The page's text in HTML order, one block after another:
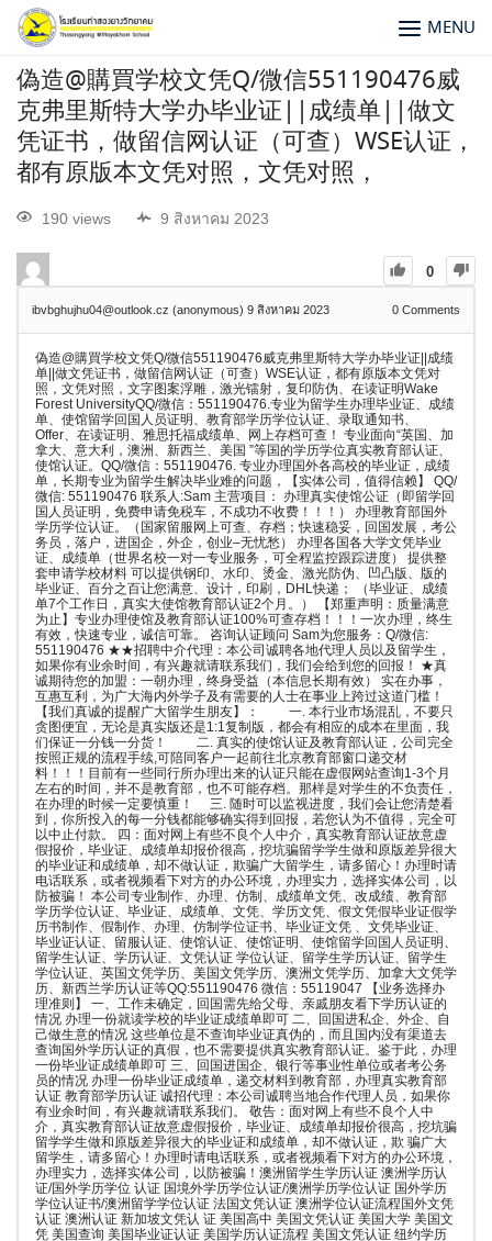
MENU
偽造@購買学校文凭Q/微信551190476威
克弗里斯特大学办毕业证||成绩单||做文
凭证书，做留信网认证（可查）WSE认证，
都有原版本文凭对照，文凭对照，
190 views 9 สิงหาคม 2023
0
ibvbghujhu04@outlook.cz (anonymous) 9 สิงหาคม 2023 0 Comments
偽造@購買学校文凭Q/微信551190476威克弗里斯特大学办毕业证||成绩
单||做文凭证书，做留信网认证（可查）WSE认证，都有原版本文凭对
照，文凭对照，文字图案浮雕，激光镭射，复印防伪、在读证明Wake
Forest UniversityQQ/微信：551190476.专业为留学生办理毕业证、成绩
单、使馆留学回国人员证明、教育部学历学位认证、录取通知书、
Offer、在读证明、雅思托福成绩单、网上存档可查！ 专业面向“英国、加
拿大、意大利，澳洲、新西兰、美国 ”等国的学历学位真实教育部认证、
使馆认证。QQ/微信：551190476. 专业办理国外各高校的毕业证，成绩
单，长期专业为留学生解决毕业难的问题，【实体公司，值得信赖】 QQ/
微信: 551190476 联系人:Sam 主营项目： 办理真实使馆公证（即留学回
国人员证明，免费申请免税车，不成功不收费！！！） 办理教育部国外
学历学位认证。（国家留服网上可查、存档；快速稳妥，回国发展，考公
务员，落户，进国企，外企，创业–无忧愁） 办理各国各大学文凭毕业
证、成绩单（世界名校一对一专业服务，可全程监控跟踪进度） 提供整
套申请学校材料 可以提供钢印、水印、烫金、激光防伪、凹凸版、版的
毕业证、百分之百让您满意、设计，印刷，DHL快递； （毕业证、成绩
单7个工作日，真实大使馆教育部认证2个月。） 【郑重声明：质量满意
为止】专业办理使馆及教育部认证100%可查存档！！！一次办理，终生
有效，快速专业，诚信可靠。 咨询认证顾问 Sam为您服务：Q/微信:
551190476 ★★招聘中介代理：本公司诚聘各地代理人员以及留学生，
如果你有业余时间，有兴趣就请联系我们，我们会给到您的回报！ ★真
诚期待您的加盟：一朝办理，终身受益（本信息长期有效） 实在办事，
互惠互利，为广大海内外学子及有需要的人士在事业上跨过这道门槛！
【我们真诚的提醒广大留学生朋友】： 一. 本行业市场混乱，不要只
贪图便宜，无论是真实版还是1:1复制版，都会有相应的成本在里面，我
们保证一分钱一分货！ 二. 真实的使馆认证及教育部认证，公司完全
按照正规的流程手续,可陪同客户一起前往北京教育部窗口递交材
料！！！目前有一些同行所办理出来的认证只能在虚假网站查询1-3个月
左右的时间，并不是教育部，也不可能存档。那样是对学生的不负责任，
在办理的时候一定要慎重！ 三. 随时可以监视进度，我们会让您清楚看
到，你所投入的每一分钱都能够确实得到回报，若您认为不值得，完全可
以中止付款。 四：面对网上有些不良个人中介，真实教育部认证故意虚
假报价，毕业证、成绩单却报价很高，挖坑骗留学学生做和原版差异很大
的毕业证和成绩单，却不做认证，欺骗广大留学生，请多留心！办理时请
电话联系，或者视频看下对方的办公环境，办理实力，选择实体公司，以
防被骗！ 本公司专业制作、办理、仿制、成绩单文凭、改成绩、教育部
学历学位认证、毕业证、成绩单、文凭、学历文凭、假文凭假毕业证假学
历书制作、假制作、办理、仿制学位证书、毕业证文凭 、文凭毕业证、
毕业证认证、留服认证、使馆认证、使馆证明、使馆留学回国人员证明、
留学生认证、学历认证、文凭认证 学位认证、留学生学历认证、留学生
学位认证、英国文凭学历、美国文凭学历、澳洲文凭学历、加拿大文凭学
历、新西兰学历认证等QQ:551190476 微信：55119047 【业务选择办
理准则】 一、工作未确定，回国需先给父母、亲戚朋友看下学历认证的
情况 办理一份就读学校的毕业证成绩单即可 二、回国进私企、外企、自
己做生意的情况 这些单位是不查询毕业证真伪的，而且国内没有渠道去
查询国外学历认证的真假，也不需要提供真实教育部认证。鉴于此，办理
一份毕业证成绩单即可 三、回国进国企、银行等事业性单位或者考公务
员的情况 办理一份毕业证成绩单，递交材料到教育部，办理真实教育部
认证 教育部学历认证 诚招代理：本公司诚聘当地合作代理人员，如果你
有业余时间，有兴趣就请联系我们。 敬告：面对网上有些不良个人中
介，真实教育部认证故意虚假报价，毕业证、成绩单却报价很高，挖坑骗
留学学生做和原版差异很大的毕业证和成绩单，却不做认证，欺 骗广大
留学生，请多留心！办理时请电话联系，或者视频看下对方的办公环境，
办理实力，选择实体公司，以防被骗！澳洲留学生学历认证 澳洲学历认
证/国外学历学位 认证 国境外学历学位认证/澳洲学历学位认证 国外学历
学位认证书/澳洲留学学位认证 法国文凭认证 澳洲学位认证流程国外文凭
认证 澳洲认证 新加坡文凭认 证 美国高中 美国文凭认证 美国大学 美国文
凭 美国查询 美国毕业证认证 美国学历认证流程 美国文凭认证 纽约学历